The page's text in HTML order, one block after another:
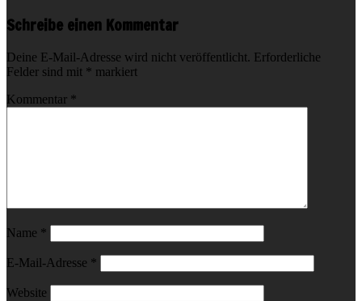
Schreibe einen Kommentar
Deine E-Mail-Adresse wird nicht veröffentlicht. Erforderliche
Felder sind mit * markiert
Kommentar *
Name *
E-Mail-Adresse *
Website